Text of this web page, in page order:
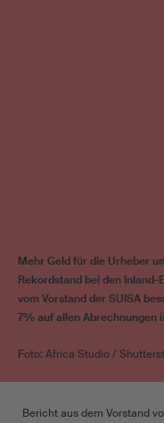
Mehr Geld für die Urheber
Rekordstand bei den Inland-
vom Vorstand der SUISA
7% auf allen Abrechnungen
Foto: Africa Studio /
Bericht aus dem Vorstand